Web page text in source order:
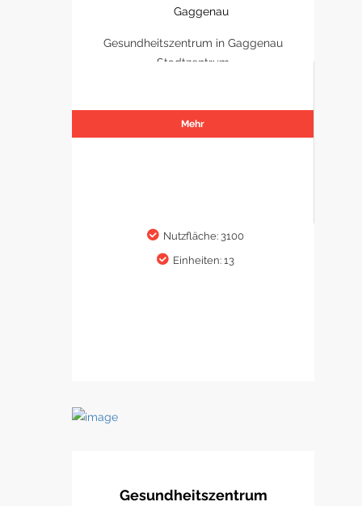
Gaggenau
Gesundheitszentrum in Gaggenau
Stadtzentrum
Mehr
Nutzfläche: 3100
Einheiten: 13
Gesundheitszentrum